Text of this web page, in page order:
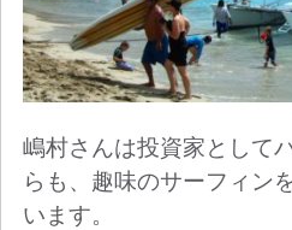
嶋村さんは投資家として
らも、趣味のサーフィン
います。